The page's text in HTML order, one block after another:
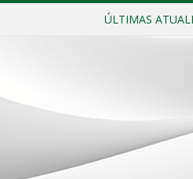
ÚLTIMAS